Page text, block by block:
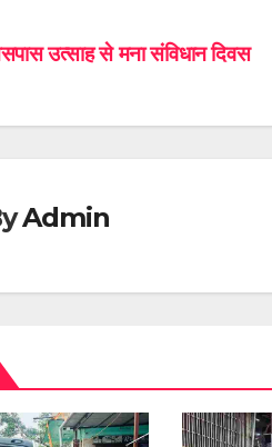
उत्साह से मना संविधान दिवस
Admin